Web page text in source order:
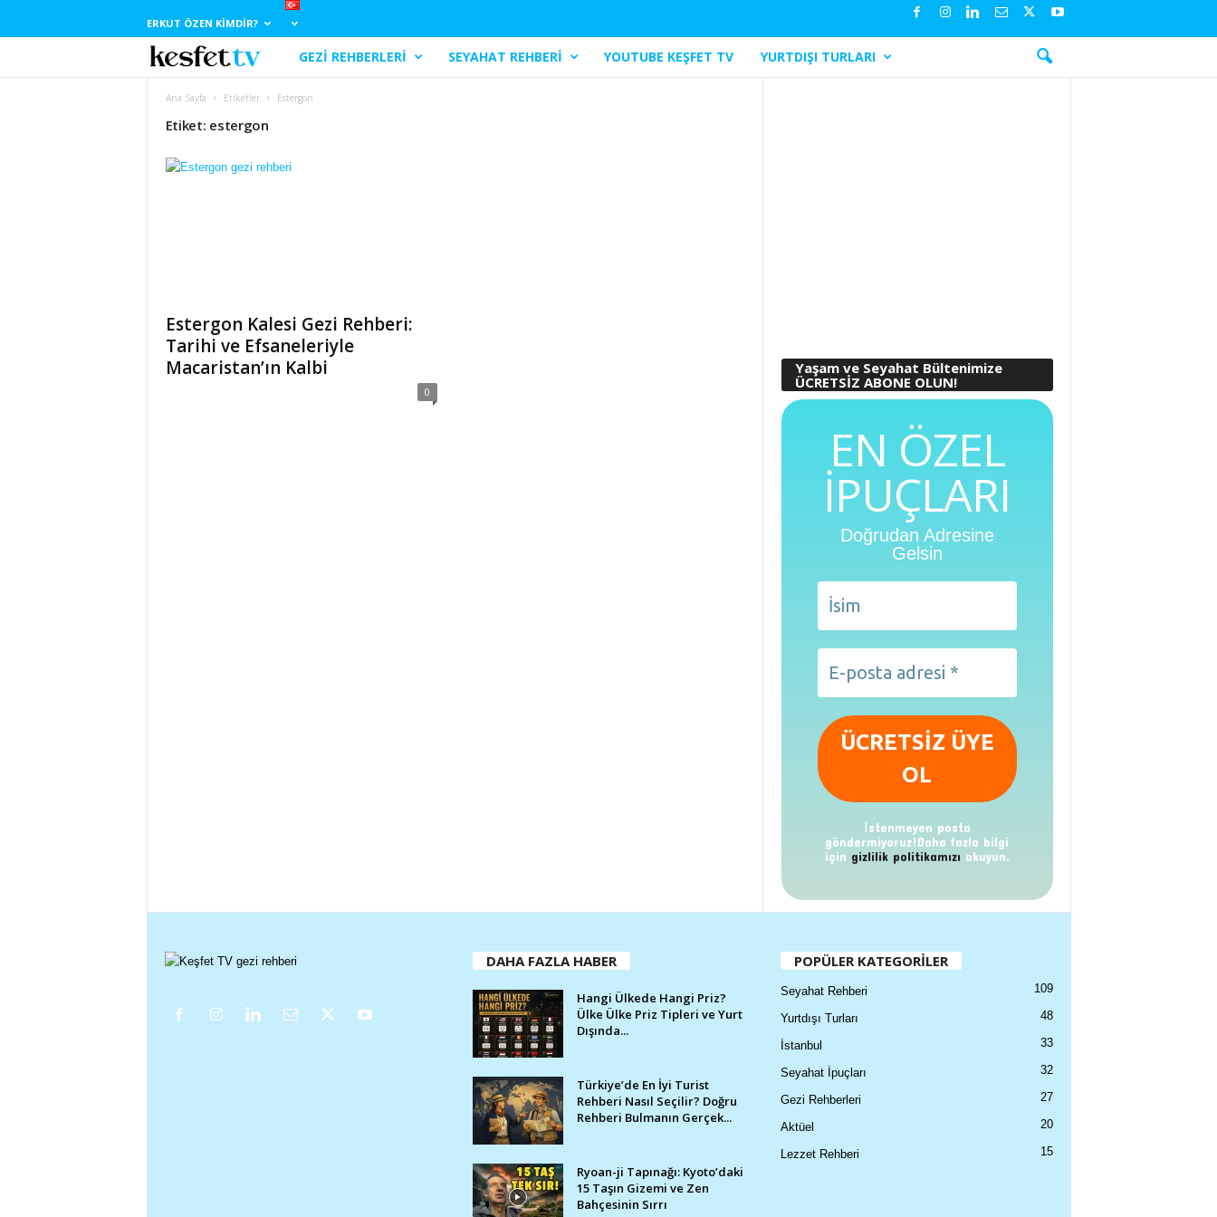
ERKUT ÖZEN KIMDIR?
r
u
e
n
GEZI REHBERLERI SEYAHAT REHBERI YOUTUBE KEŞFET TV YURTDIŞI TURLARI
Ana Sayfa Etiketler Estergon
Etiket: estergon
Estergon Kalesi Gezi Rehberi:
Tarihi ve Efsaneleriyle
Macaristan’ın Kalbi
0
Yaşam ve Seyahat Bültenimize
ÜCRETSİZ ABONE OLUN!
EN ÖZEL
İPUÇLARI
Doğrudan Adresine
Gelsin
İstenmeyen posta
göndermiyoruz!Daha fazla bilgi
için gizlilik politikamızı okuyun.
DAHA FAZLA HABER
Hangi Ülkede Hangi Priz?
Ülke Ülke Priz Tipleri ve Yurt
Dışında...
Türkiye’de En İyi Turist
Rehberi Nasıl Seçilir? Doğru
Rehberi Bulmanın Gerçek...
Ryoan-ji Tapınağı: Kyoto’daki
15 Taşın Gizemi ve Zen
Bahçesinin Sırrı
POPÜLER KATEGORİLER
Seyahat Rehberi 109
Yurtdışı Turları 48
İstanbul 33
Seyahat İpuçları 32
Gezi Rehberleri 27
Aktüel 20
Lezzet Rehberi 15